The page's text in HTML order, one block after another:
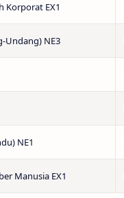
Korporat EX1
Undang) NE3
NE1
Manusia EX1